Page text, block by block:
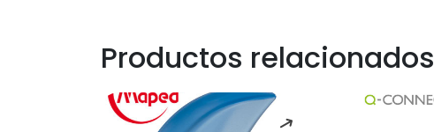
Productos relacionados